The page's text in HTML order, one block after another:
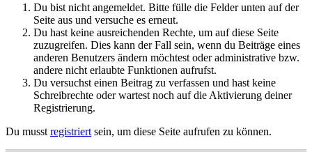
Du bist nicht angemeldet. Bitte fülle die Felder unten auf der
Seite aus und versuche es erneut.
Du hast keine ausreichenden Rechte, um auf diese Seite
zuzugreifen. Dies kann der Fall sein, wenn du Beiträge eines
anderen Benutzers ändern möchtest oder administrative bzw.
andere nicht erlaubte Funktionen aufrufst.
Du versuchst einen Beitrag zu verfassen und hast keine
Schreibrechte oder wartest noch auf die Aktivierung deiner
Registrierung.
Du musst registriert sein, um diese Seite aufrufen zu können.